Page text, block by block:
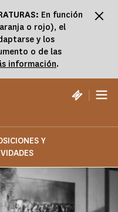
En función
o rojo), el
y los
o de las
información.
|
Y